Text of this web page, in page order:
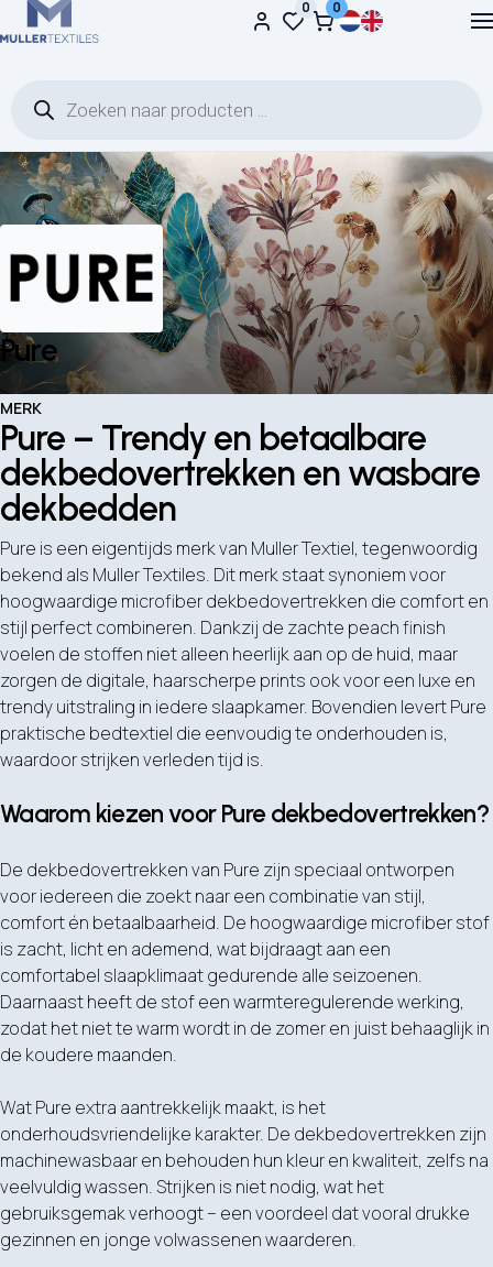
Ga naar de inhoud 0 0
Pure
MERK
Pure – Trendy en betaalbare
dekbedovertrekken en wasbare
dekbedden
Pure is een eigentijds merk van Muller Textiel, tegenwoordig
bekend als Muller Textiles. Dit merk staat synoniem voor
hoogwaardige microfiber dekbedovertrekken die comfort en
stijl perfect combineren. Dankzij de zachte peach finish
voelen de stoffen niet alleen heerlijk aan op de huid, maar
zorgen de digitale, haarscherpe prints ook voor een luxe en
trendy uitstraling in iedere slaapkamer. Bovendien levert Pure
praktische bedtextiel die eenvoudig te onderhouden is,
waardoor strijken verleden tijd is.
Waarom kiezen voor Pure dekbedovertrekken?
De dekbedovertrekken van Pure zijn speciaal ontworpen
voor iedereen die zoekt naar een combinatie van stijl,
comfort én betaalbaarheid. De hoogwaardige microfiber stof
is zacht, licht en ademend, wat bijdraagt aan een
comfortabel slaapklimaat gedurende alle seizoenen.
Daarnaast heeft de stof een warmteregulerende werking,
zodat het niet te warm wordt in de zomer en juist behaaglijk in
de koudere maanden.
Wat Pure extra aantrekkelijk maakt, is het
onderhoudsvriendelijke karakter. De dekbedovertrekken zijn
machinewasbaar en behouden hun kleur en kwaliteit, zelfs na
veelvuldig wassen. Strijken is niet nodig, wat het
gebruiksgemak verhoogt – een voordeel dat vooral drukke
gezinnen en jonge volwassenen waarderen.